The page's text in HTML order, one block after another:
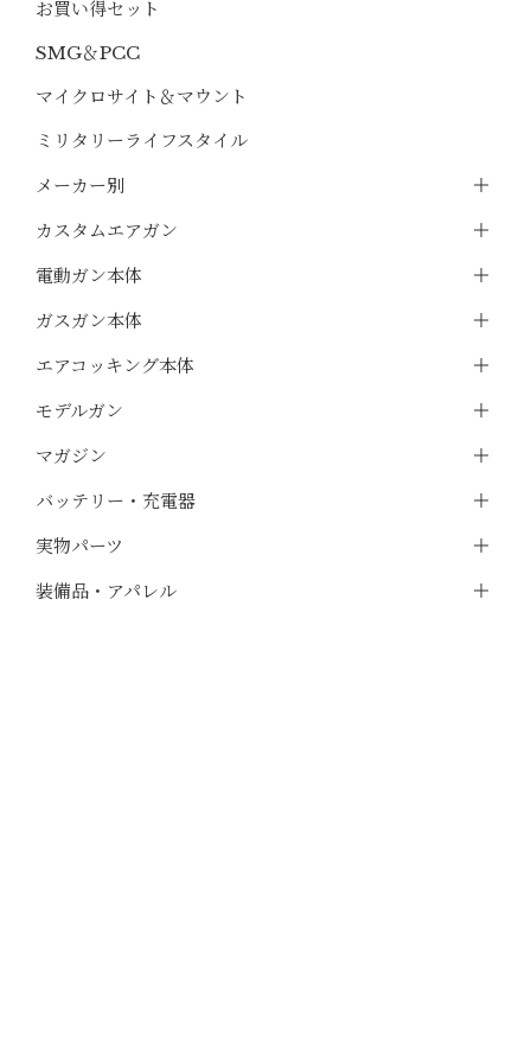
お買い得セット
SMG＆PCC
マイクロサイト＆マウント
ミリタリーライフスタイル
メーカー別
カスタムエアガン
電動ガン本体
ガスガン本体
エアコッキング本体
モデルガン
マガジン
バッテリー・充電器
実物パーツ
装備品・アパレル